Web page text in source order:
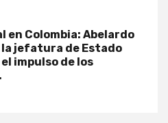
en Colombia: Abelardo
la jefatura de Estado
impulso de los